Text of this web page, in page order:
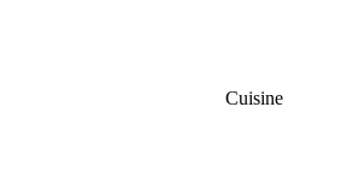
Cuisine